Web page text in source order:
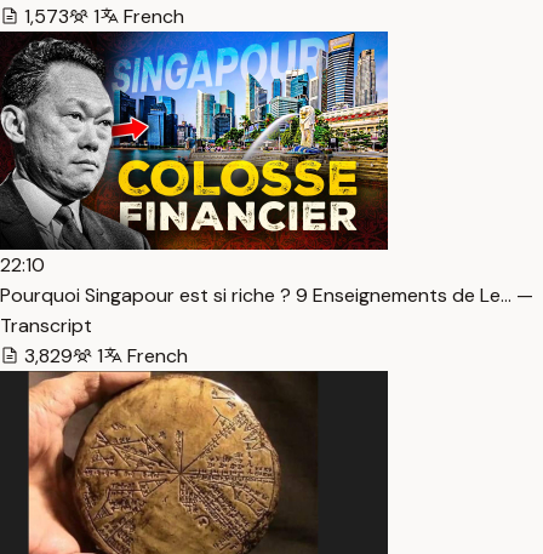
1,573
1 French
22:10
Pourquoi Singapour est si riche ? 9 Enseignements de Le… —
Transcript
3,829
1 French